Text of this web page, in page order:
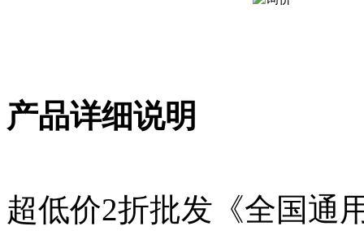
产品详细说明
超低价2折批发《全国通